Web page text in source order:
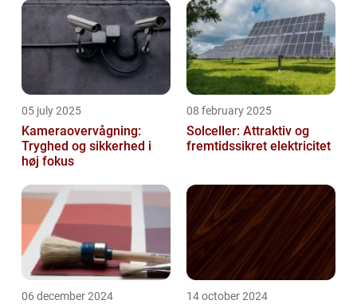
05 july 2025
Kameraovervågning:
Tryghed og sikkerhed i
høj fokus
08 february 2025
Solceller: Attraktiv og
fremtidssikret elektricitet
06 december 2024 14 october 2024